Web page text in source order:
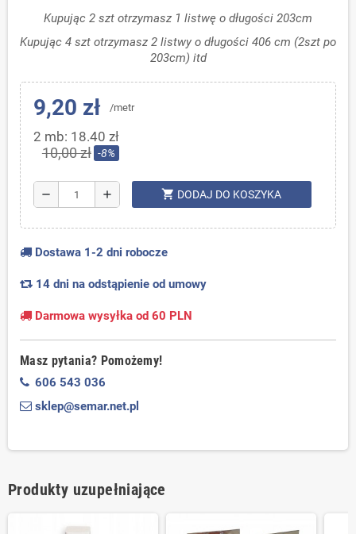
Kupując 2 szt otrzymasz 1 listwę o długości 203cm
Kupując 4 szt otrzymasz 2 listwy o długości 406 cm (2szt po
203cm) itd
9,20 zł /metr
2 mb: 18.40 zł
10,00 zł -8%
remove add shopping_cart DODAJ DO KOSZYKA
Dostawa 1-2 dni robocze
14 dni na odstąpienie od umowy
Darmowa wysyłka od 60 PLN
Masz pytania? Pomożemy!
606 543 036
sklep@semar.net.pl
Produkty uzupełniające